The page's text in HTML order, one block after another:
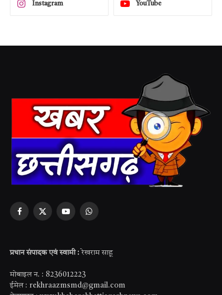
Instagram YouTube
Facebook
X
YouTubeWhatsApp
प्रधान संपादक एवं स्वामी : रेखराम साहू
मोबाइल न. : 8236012223
ईमेल : rekhraazmsmd@gmail.com